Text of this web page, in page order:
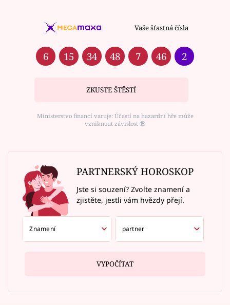
Vaše šťastná čísla
6 15 34 48 7 46 2
ZKUSTE ŠTĚSTÍ
Ministerstvo financí varuje: Účastí na hazardní hře může
vzniknout závislost ⑱
PARTNERSKÝ HOROSKOP
Jste si souzení? Zvolte znamení a
zjistěte, jestli vám hvězdy přejí.
VYPOČÍTAT